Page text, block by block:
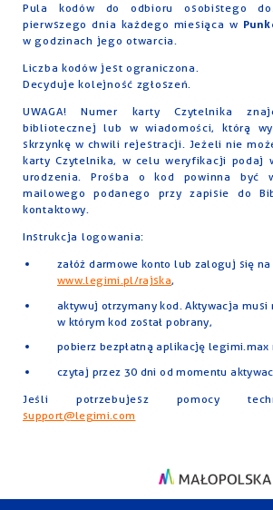
Pula kodów do odbioru osobistego
pierwszego dnia każdego miesiąca w
w godzinach jego otwarcia.
Liczba kodów jest ograniczona.
Decyduje kolejność zgłoszeń.
UWAGA! Numer karty Czytelnika
bibliotecznej lub w wiadomości, którą
skrzynkę w chwili rejestracji. Jeżeli nie
karty Czytelnika, w celu weryfikacji podaj
urodzenia. Prośba o kod powinna być
mailowego podanego przy zapisie do
kontaktowy.
Instrukcja logowania:
załóż darmowe konto lub zaloguj się
www.legimi.pl/rajska,
aktywuj otrzymany kod. Aktywacja musi
w którym kod został pobrany,
pobierz bezpłatną aplikację legimi.max
czytaj przez 30 dni od momentu
Jeśli potrzebujesz pomocy
support@legimi.com